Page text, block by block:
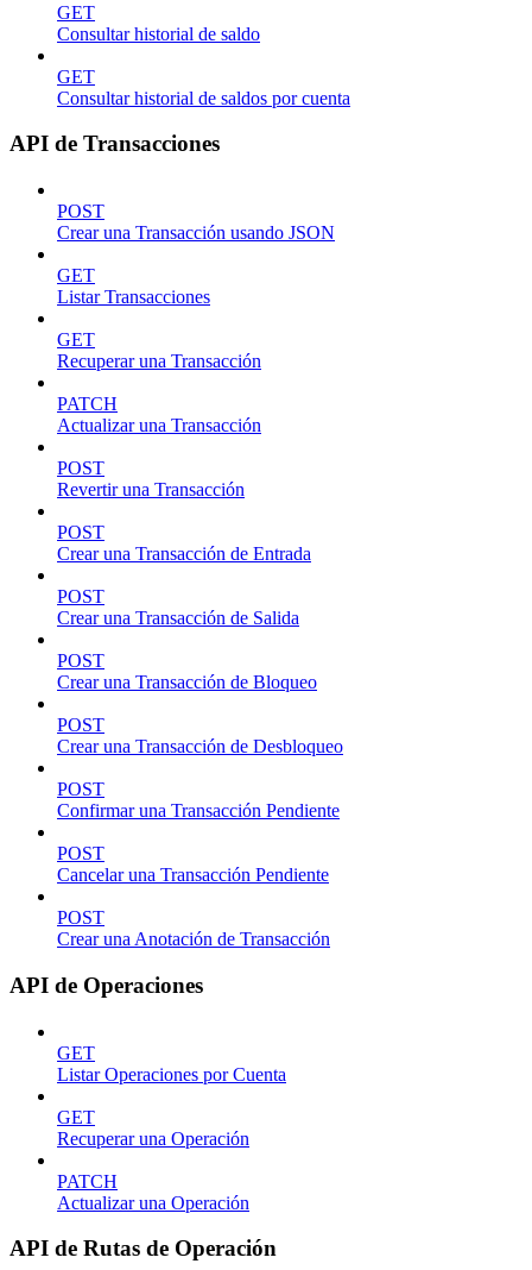
GET
Consultar historial de saldo
GET
Consultar historial de saldos por cuenta
API de Transacciones
POST
Crear una Transacción usando JSON
GET
Listar Transacciones
GET
Recuperar una Transacción
PATCH
Actualizar una Transacción
POST
Revertir una Transacción
POST
Crear una Transacción de Entrada
POST
Crear una Transacción de Salida
POST
Crear una Transacción de Bloqueo
POST
Crear una Transacción de Desbloqueo
POST
Confirmar una Transacción Pendiente
POST
Cancelar una Transacción Pendiente
POST
Crear una Anotación de Transacción
API de Operaciones
GET
Listar Operaciones por Cuenta
GET
Recuperar una Operación
PATCH
Actualizar una Operación
API de Rutas de Operación